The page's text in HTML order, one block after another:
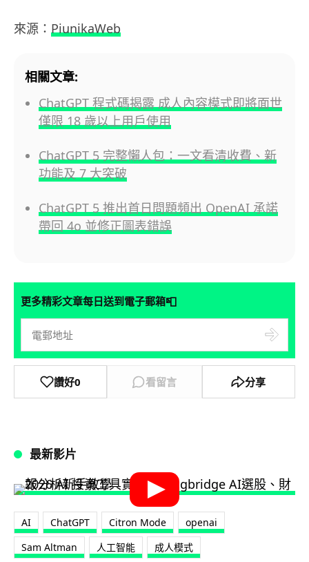
來源： PiunikaWeb
相關文章:
ChatGPT 程式碼揭露 成人內容模式即將面世
僅限 18 歲以上用戶使用
ChatGPT 5 完整懶人包：一文看清收費、新
功能及 7 大突破
ChatGPT 5 推出首日問題頻出 OpenAI 承諾
帶回 4o 並修正圖表錯誤
更多精彩文章每日送到電子郵箱📮
讚好0 看留言 分享
最新影片
AI ChatGPT Citron Mode
openai
Sam Altman
人工智能 成人模式